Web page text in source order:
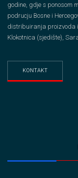
godine, gdje s ponosom
podrucju Bosne i
distribuiranja proizvoda
Klokotnica (sjedište),
KONTAKT